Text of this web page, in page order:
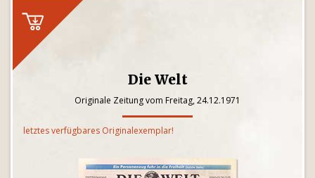
Die Welt
Originale Zeitung vom Freitag, 24.12.1971
letztes verfügbares Originalexemplar!